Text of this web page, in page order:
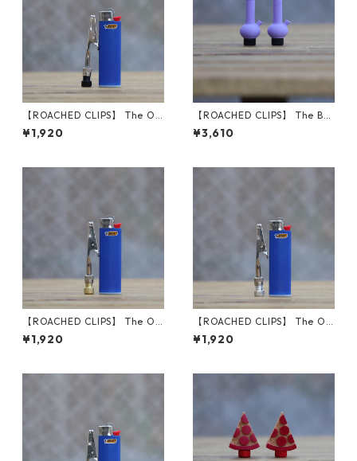
【ROACHED CLIPS】 The O.
G. (Black)
¥1,920
【ROACHED CLIPS】 The B0
ng Rager Caps
¥3,610
【ROACHED CLIPS】 The O.
G. (Gold)
¥1,920
【ROACHED CLIPS】 The O.
G. (Silver)
¥1,920